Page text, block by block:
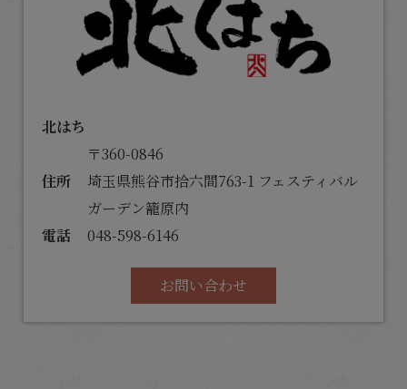
北はち
住所
〒360-0846
埼玉県熊谷市拾六間763-1 フェスティバル
ガーデン籠原内
電話
048-598-6146
お問い合わせ